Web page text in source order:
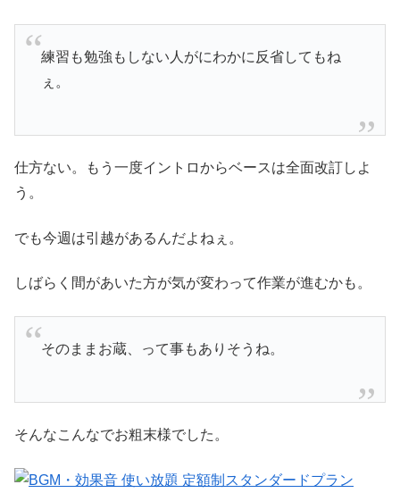
練習も勉強もしない人がにわかに反省してもね
ぇ。
仕方ない。もう一度イントロからベースは全面改訂しよ
う。
でも今週は引越があるんだよねぇ。
しばらく間があいた方が気が変わって作業が進むかも。
そのままお蔵、って事もありそうね。
そんなこんなでお粗末様でした。